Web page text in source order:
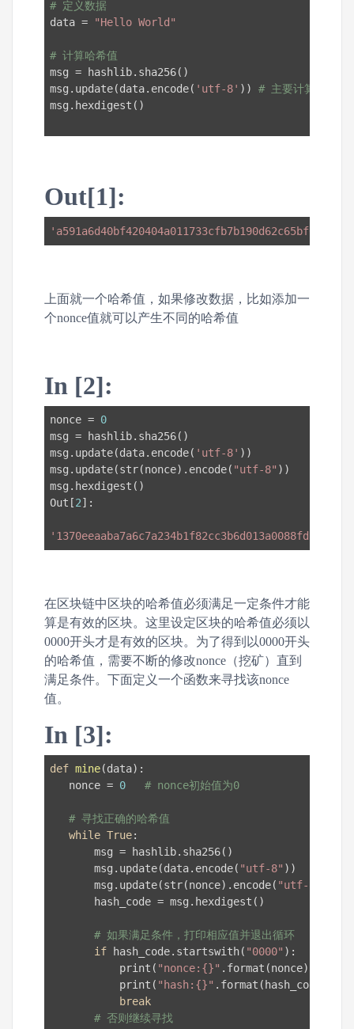
# 定义数据
data =
"Hello World"
# 计算哈希值
msg = hashlib.sha256()
msg.update(data.encode( 'utf-8' )) # 主要计算前必
msg.hexdigest()
Out[1]:
上面就一个哈希值，如果修改数据，比如添加一
个nonce值就可以产生不同的哈希值
In [2]:
nonce = 0
msg = hashlib.sha256()
msg.update(data.encode( 'utf-8' ))
msg.update(str(nonce).encode( "utf-8" ))
msg.hexdigest()
Out[2]:
在区块链中区块的哈希值必须满足一定条件才能
算是有效的区块。这里设定区块的哈希值必须以
0000开头才是有效的区块。为了得到以0000开头
的哈希值，需要不断的修改nonce（挖矿）直到
满足条件。下面定义一个函数来寻找该nonce
值。
In [3]:
def mine(data) :
nonce = 0 # nonce初始值为0
# 寻找正确的哈希值
while True:
msg = hashlib.sha256()
msg.update(data.encode( "utf-8" ))
msg.update(str(nonce).encode( "utf-8"
hash_code = msg.hexdigest()
# 如果满足条件，打印相应值并退出循环
if hash_code.startswith( "0000" ):
print( "nonce:{}" .format(nonce))
print( "hash:{}" .format(hash_code))
break
# 否则继续寻找